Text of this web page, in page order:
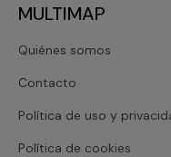
MULTIMAP
Quiénes somos
Contacto
Política de uso y
Política de cookies